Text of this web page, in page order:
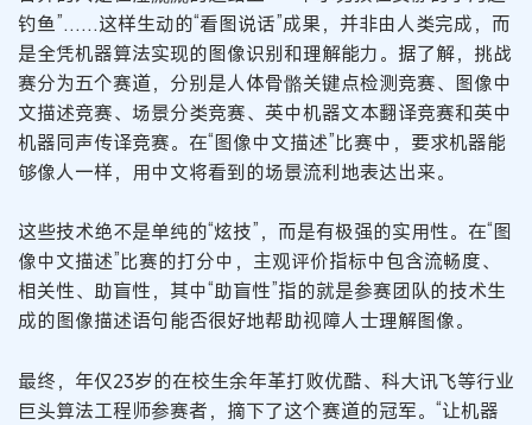
钓鱼”……这样生动的“看图说话”成果，并非由人类完成，而
是全凭机器算法实现的图像识别和理解能力。据了解，挑战
赛分为五个赛道，分别是人体骨骼关键点检测竞赛、图像中
文描述竞赛、场景分类竞赛、英中机器文本翻译竞赛和英中
机器同声传译竞赛。在“图像中文描述”比赛中，要求机器能
够像人一样，用中文将看到的场景流利地表达出来。
这些技术绝不是单纯的“炫技”，而是有极强的实用性。在“图
像中文描述”比赛的打分中，主观评价指标中包含流畅度、
相关性、助盲性，其中“助盲性”指的就是参赛团队的技术生
成的图像描述语句能否很好地帮助视障人士理解图像。
最终，年仅23岁的在校生余年革打败优酷、科大讯飞等行业
巨头算法工程师参赛者，摘下了这个赛道的冠军。“让机器